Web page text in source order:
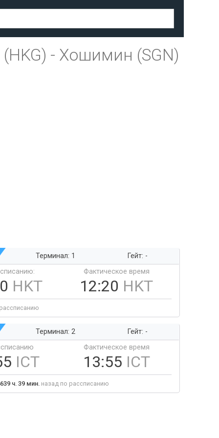
- Хошимин (SGN)
Терминал: 1
Гейт: -
HKT
Фактическое время
12:20 HKT
Терминал: 2
Гейт: -
ICT
Фактическое время
13:55 ICT
ч. 39 мин. назад по рассписанию